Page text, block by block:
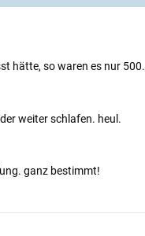
hätte, so waren es nur 500.
weiter schlafen. heul.
ganz bestimmt!